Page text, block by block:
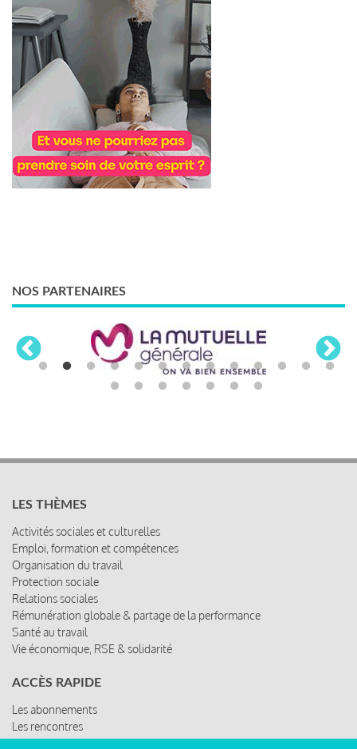
NOS PARTENAIRES
LES THÈMES
Activités sociales et culturelles
Emploi, formation et compétences
Organisation du travail
Protection sociale
Relations sociales
Rémunération globale & partage de la performance
Santé au travail
Vie économique, RSE & solidarité
ACCÈS RAPIDE
Les abonnements
Les rencontres